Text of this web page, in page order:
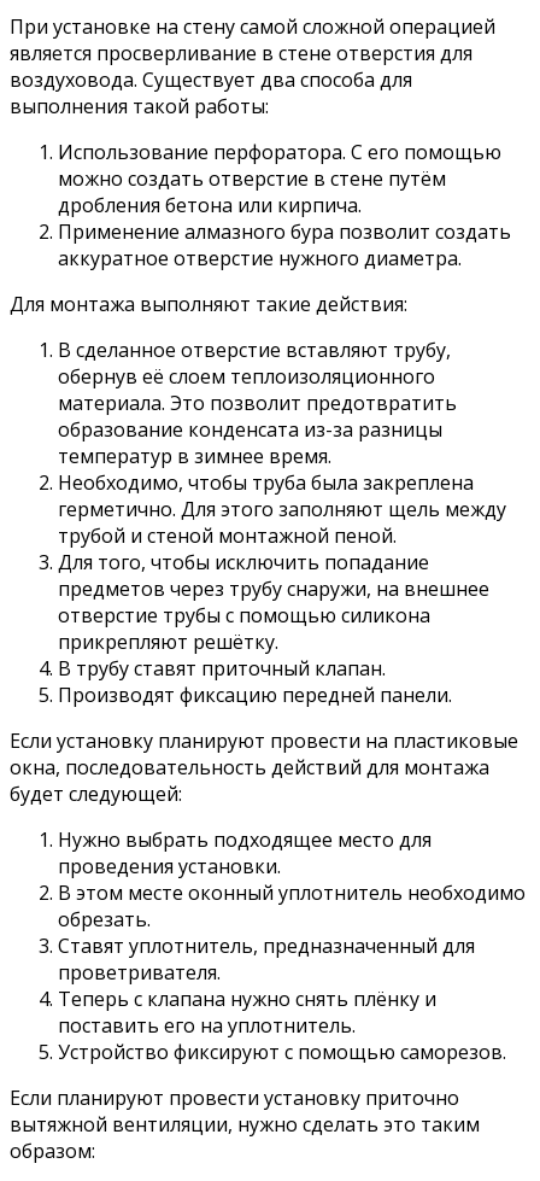
При установке на стену самой сложной операцией
является просверливание в стене отверстия для
воздуховода. Существует два способа для
выполнения такой работы:
Использование перфоратора. С его помощью
можно создать отверстие в стене путём
дробления бетона или кирпича.
Применение алмазного бура позволит создать
аккуратное отверстие нужного диаметра.
Для монтажа выполняют такие действия:
В сделанное отверстие вставляют трубу,
обернув её слоем теплоизоляционного
материала. Это позволит предотвратить
образование конденсата из-за разницы
температур в зимнее время.
Необходимо, чтобы труба была закреплена
герметично. Для этого заполняют щель между
трубой и стеной монтажной пеной.
Для того, чтобы исключить попадание
предметов через трубу снаружи, на внешнее
отверстие трубы с помощью силикона
прикрепляют решётку.
В трубу ставят приточный клапан.
Производят фиксацию передней панели.
Если установку планируют провести на пластиковые
окна, последовательность действий для монтажа
будет следующей:
Нужно выбрать подходящее место для
проведения установки.
В этом месте оконный уплотнитель необходимо
обрезать.
Ставят уплотнитель, предназначенный для
проветривателя.
Теперь с клапана нужно снять плёнку и
поставить его на уплотнитель.
Устройство фиксируют с помощью саморезов.
Если планируют провести установку приточно
вытяжной вентиляции, нужно сделать это таким
образом: